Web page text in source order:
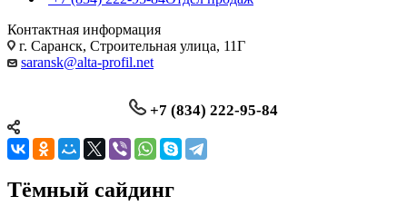
Контактная информация
г. Саранск, Строительная улица, 11Г
saransk@alta-profil.net
+7 (834) 222-95-84
Тёмный сайдинг